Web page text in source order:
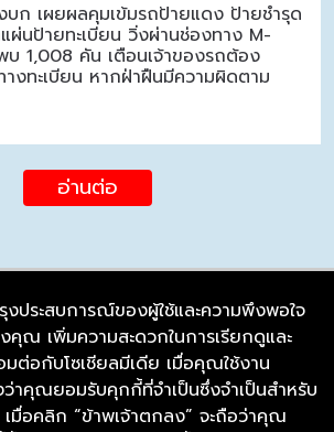
บก เผยผลคุมเข้มรถป้ายแดง ป้ายชำรุด
ผ่นป้ายทะเบียน วิ่งผ่านช่องทาง M-
1,008 คัน เตือนเจ้าของรถต้อง
างทะเบียน หากฝ่าฝืนมีความผิดตาม
อ่านต่อ
Baanmai Road,
11140
งประสบการณ์ของผู้ใช้และความพึงพอใจ
คุณ เพิ่มความสะดวกในการเรียกดูและ
ต่อกับโซเชียลมีเดีย เมื่อคุณใช้งาน
ว่าคุณยอมรับคุกกี้ที่จำเป็นซึ่งจำเป็นสำหรับ
มื่อคลิก “ข้าพเจ้าตกลง” จะถือว่าคุณ